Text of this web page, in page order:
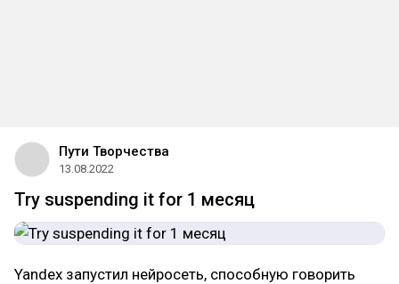
Пути Творчества
13.08.2022
Try suspending it for 1 месяц
Yandex запустил нейросеть, способную говорить